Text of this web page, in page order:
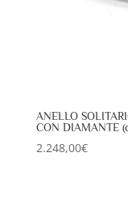
ANELLO
CON DIAMANTE
2.248,00€